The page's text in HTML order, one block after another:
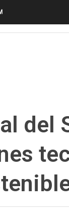
Día Mundial
del